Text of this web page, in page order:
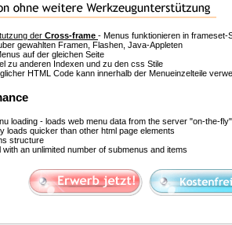
der Cross-frame - Menus funktionieren in frameset-
gewahlten Framen, Flashen, Java-Appleten
auf der gleichen Seite
zu anderen Indexen und zu den css Stile
HTML Code kann innerhalb der Menueinzelteile
loading - loads web menu data from the server "on-the-
loads quicker than other html page elements
structure
with an unlimited number of submenus and items